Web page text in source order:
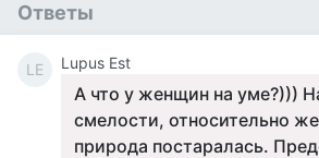
Ответы
LE Lupus Est
А что у женщин на уме?)))
смелости, относительно
природа постаралась.